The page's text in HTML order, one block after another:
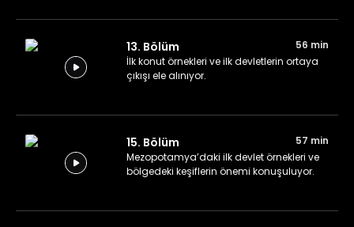
13. Bölüm
56 min
İlk konut örnekleri ve ilk devletlerin ortaya
çıkışı ele alınıyor.
15. Bölüm
57 min
Mezopotamya’daki ilk devlet örnekleri ve
bölgedeki keşiflerin önemi konuşuluyor.